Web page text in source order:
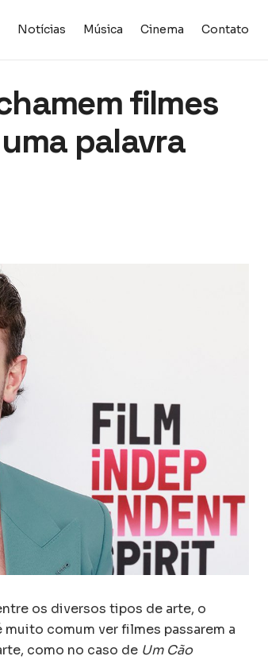
Notícias Música Cinema Contato
filmes
palavra
os diversos tipos de arte, o
comum ver filmes passarem a
como no caso de Um Cão